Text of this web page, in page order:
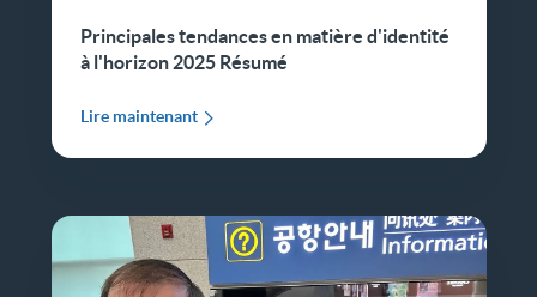
Principales tendances en matière d'identité
à l'horizon 2025 Résumé
Lire maintenant